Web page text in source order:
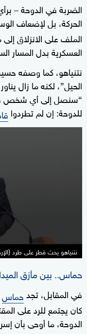
الضربة في الدوحة –
الحركة، بل لإضعاف
الملف على الانزلاق
العسكرية بدل المسار
نتنياهو، كما وصفه
الحيل”، لكنه ما زال
“سنصل إلى أي شخص في
للدوحة: إن لم تطردوا
نتنياهو يحث قطر على طرد
حماس.. بين مأزق
في المقابل، تجدحماس
كان يجتمع للرد على
الدوحة، ما أوحى بأن